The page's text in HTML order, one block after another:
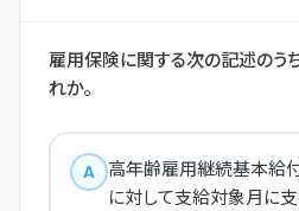
雇用保険に関する次の記述のう
れか。
A
高年齢雇用継続基本給
に対して支給対象月に